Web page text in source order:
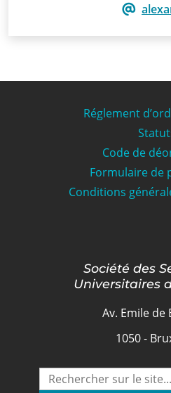
Contact
Réglement
Code de
Formulaire de
Conditions
Société des
Universitaires
Av. Emile de
1050 -